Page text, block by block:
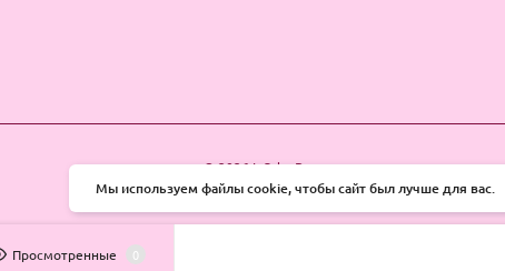
© 2026 InSale. Все права защищены
Просмотренные 0
Мы используем файлы cookie, чтобы сайт был лучше для вас.